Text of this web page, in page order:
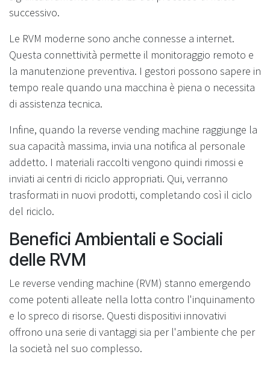
successivo.
Le RVM moderne sono anche connesse a internet.
Questa connettività permette il monitoraggio remoto e
la manutenzione preventiva. I gestori possono sapere in
tempo reale quando una macchina è piena o necessita
di assistenza tecnica.
Infine, quando la reverse vending machine raggiunge la
sua capacità massima, invia una notifica al personale
addetto. I materiali raccolti vengono quindi rimossi e
inviati ai centri di riciclo appropriati. Qui, verranno
trasformati in nuovi prodotti, completando così il ciclo
del riciclo.
Benefici Ambientali e Sociali
delle RVM
Le reverse vending machine (RVM) stanno emergendo
come potenti alleate nella lotta contro l'inquinamento
e lo spreco di risorse. Questi dispositivi innovativi
offrono una serie di vantaggi sia per l'ambiente che per
la società nel suo complesso.